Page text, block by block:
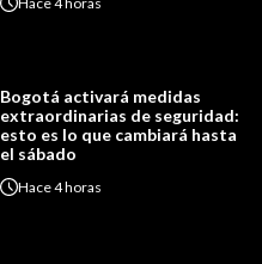
Bogotá activará medidas
extraordinarias de seguridad:
esto es lo que cambiará hasta
el sábado
Hace4 horas